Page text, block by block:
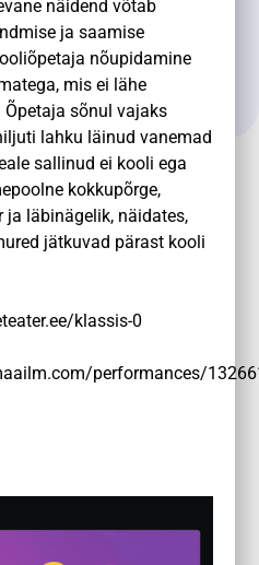
näidend võtab
ja saamise
nõupidamine
mis ei lähe
sõnul vajaks
lahku läinud vanemad
sallinud ei kooli ega
kokkupõrge,
ja läbinägelik, näidates,
jätkuvad pärast kooli
klassis-0
performances/